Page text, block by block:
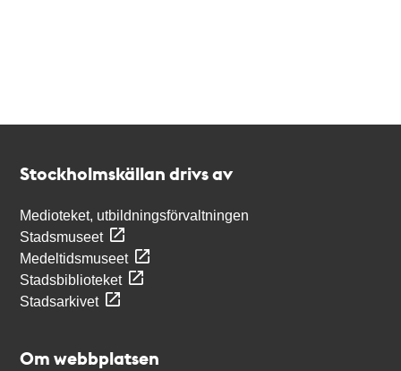
Stockholmskällan drivs av
Medioteket, utbildningsförvaltningen
Stadsmuseet
Medeltidsmuseet
Stadsbiblioteket
Stadsarkivet
Om webbplatsen